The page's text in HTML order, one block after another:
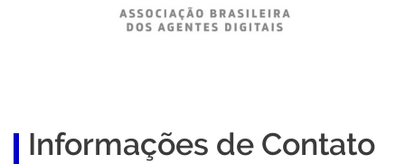
Informações de Contato